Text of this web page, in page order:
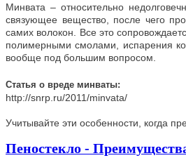
Минвата – относительно
связующее вещество, после чего
самих волокон. Все это
полимерными смолами, испарения
вообще под большим вопросом.
Статья о вреде минваты:
http://snrp.ru/2011/minvata/
Учитывайте эти особенности, когда
Пеностекло -